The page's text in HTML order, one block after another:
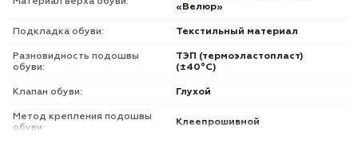
«Велюр»
Подкладка обуви: Текстильный материал
Разновидность подошвы
обуви:
ТЭП (термоэластопласт)
(±40°С)
Клапан обуви: Глухой
Метод крепления подошвы
обуви:
Клеепрошивной